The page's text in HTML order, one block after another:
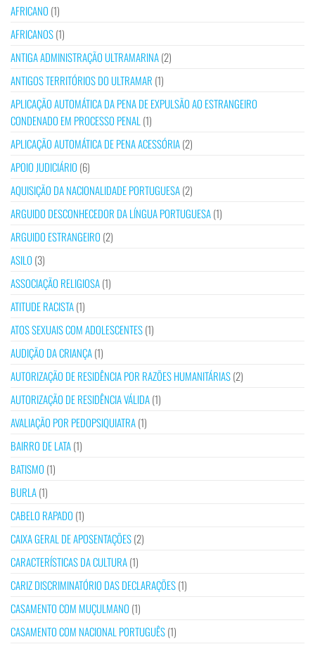
AFRICANO (1)
AFRICANOS(1)
ANTIGA ADMINISTRAÇÃO ULTRAMARINA(2)
ANTIGOS TERRITÓRIOS DO ULTRAMAR (1)
APLICAÇÃO AUTOMÁTICA DA PENA DE EXPULSÃO AO ESTRANGEIRO
CONDENADO EM PROCESSO PENAL(1)
APLICAÇÃO AUTOMÁTICA DE PENA ACESSÓRIA(2)
APOIO JUDICIÁRIO (6)
AQUISIÇÃO DA NACIONALIDADE PORTUGUESA(2)
ARGUIDO DESCONHECEDOR DA LÍNGUA PORTUGUESA(1)
ARGUIDO ESTRANGEIRO (2)
ASILO (3)
ASSOCIAÇÃO RELIGIOSA(1)
ATITUDE RACISTA(1)
ATOS SEXUAIS COM ADOLESCENTES(1)
AUDIÇÃO DA CRIANÇA(1)
AUTORIZAÇÃO DE RESIDÊNCIA POR RAZÕES HUMANITÁRIAS(2)
AUTORIZAÇÃO DE RESIDÊNCIA VÁLIDA(1)
AVALIAÇÃO POR PEDOPSIQUIATRA(1)
BAIRRO DE LATA(1)
BATISMO (1)
BURLA(1)
CABELO RAPADO (1)
CAIXA GERAL DE APOSENTAÇÕES(2)
CARACTERÍSTICAS DA CULTURA(1)
CARIZ DISCRIMINATÓRIO DAS DECLARAÇÕES(1)
CASAMENTO COM MUÇULMANO (1)
CASAMENTO COM NACIONAL PORTUGUÊS(1)